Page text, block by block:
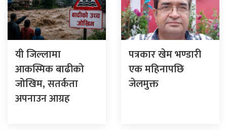
यी जिल्लामा
आकस्मिक बाढीको
जोखिम, सतर्कता
अपनाउन आग्रह
पत्रकार खेम भण्डारी
एक महिनापछि
जेलमुक्त